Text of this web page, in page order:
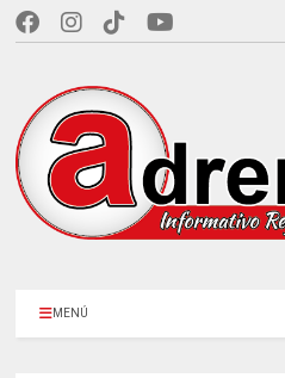
MENÚ